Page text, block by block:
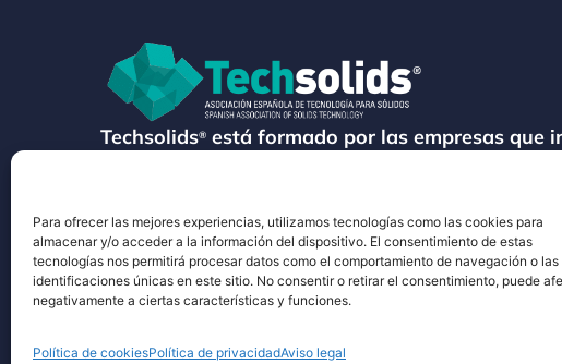
Para ofrecer las mejores experiencias, utilizamos tecnologías como las cookies para
almacenar y/o acceder a la información del dispositivo. El consentimiento de estas
tecnologías nos permitirá procesar datos como el comportamiento de navegación o las
identificaciones únicas en este sitio. No consentir o retirar el consentimiento, puede
negativamente a ciertas características y funciones.
Política de cookiesPolítica de privacidadAviso legal
Techsolids® está formado por las empresas que
©2026 Techsolids® - Todos los derechos reservados Política de